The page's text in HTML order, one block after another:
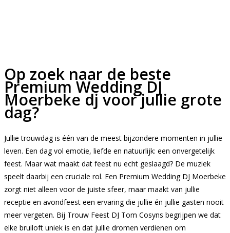
Op zoek naar de beste
Premium Wedding DJ
Moerbeke dj voor jullie grote
dag?
Jullie trouwdag is één van de meest bijzondere momenten in jullie
leven. Een dag vol emotie, liefde en natuurlijk: een onvergetelijk
feest. Maar wat maakt dat feest nu echt geslaagd? De muziek
speelt daarbij een cruciale rol. Een Premium Wedding DJ Moerbeke
zorgt niet alleen voor de juiste sfeer, maar maakt van jullie
receptie en avondfeest een ervaring die jullie én jullie gasten nooit
meer vergeten. Bij Trouw Feest DJ Tom Cosyns begrijpen we dat
elke bruiloft uniek is en dat jullie dromen verdienen om